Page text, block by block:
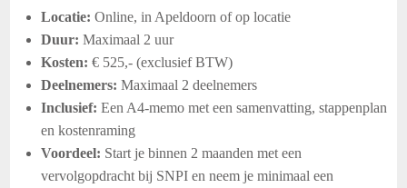
Locatie:Online, in Apeldoorn of op locatie
Duur: Maximaal 2 uur
Kosten: € 525,- (exclusief BTW)
Deelnemers: Maximaal 2 deelnemers
Inclusief: Een A4-memo met een samenvatting, stappenplan
en kostenraming
Voordeel: Start je binnen 2 maanden met een
vervolgopdracht bij SNPI en neem je minimaal een